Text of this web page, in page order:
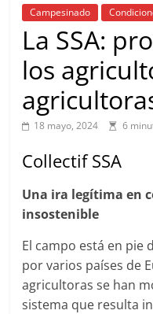
Campesinado
La SSA:
los
18 mayo, 2024 6
Collectif SSA
Una ira legítima en
insostenible
El campo está en pie
por varios países de
agricultoras se han
sistema que resulta